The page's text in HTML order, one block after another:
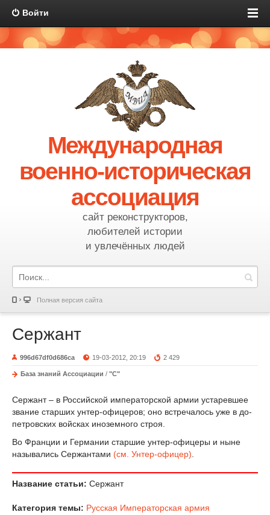
Войти
Международная
военно-историческая
ассоциация
сайт реконструкторов,
любителей истории
и увлечённых людей
Полная версия сайта
Сержант
996d67df0d686ca 19-03-2012, 20:19 2 429
База знаний Ассоциации / "С"
Сержант – в Российской императорской армии устаревшее
звание старших унтер-офицеров; оно встречалось уже в до-
петровских войсках иноземного строя.
Во Франции и Германии старшие унтер-офицеры и ныне
назывались Сержантами (см. Унтер-офицер)
Название статьи: Сержант
Категория темы: Русская Императорская армия